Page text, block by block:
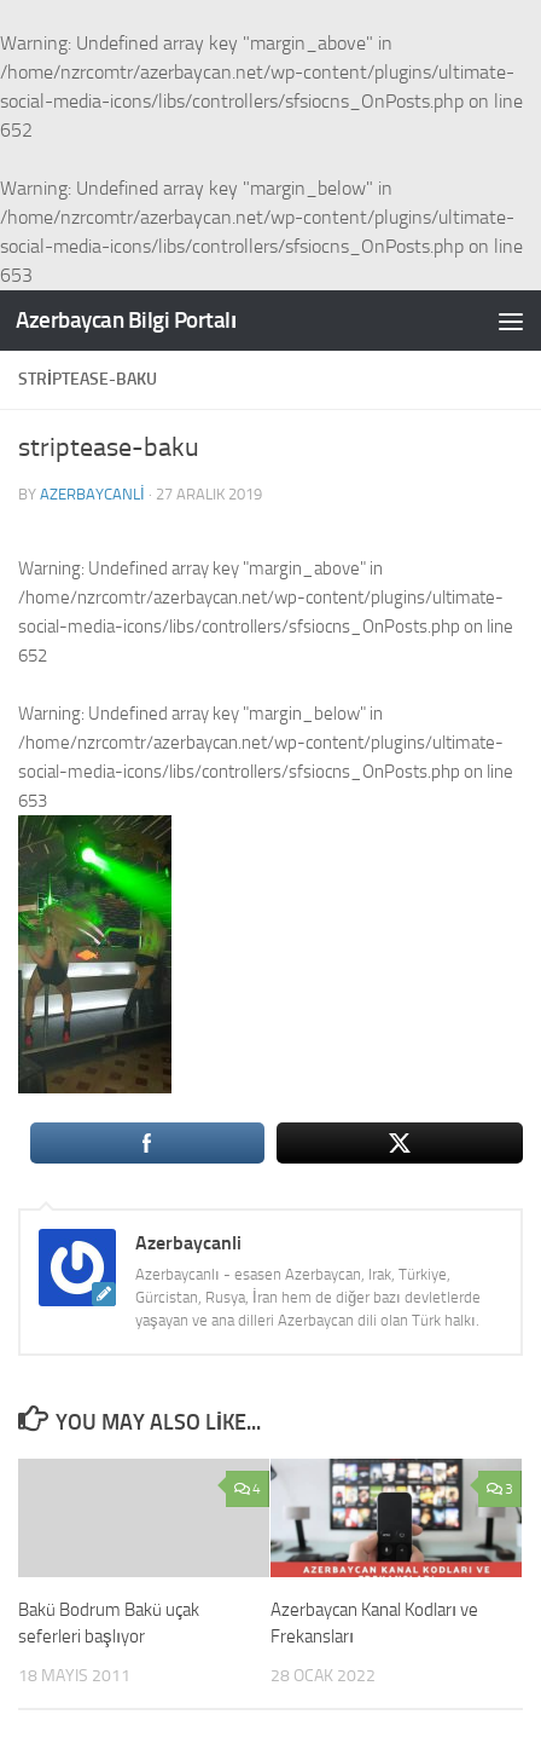
Warning: Undefined array key "margin_above" in
/home/nzrcomtr/azerbaycan.net/wp-content/plugins/ultimate-
social-media-icons/libs/controllers/sfsiocns_OnPosts.php on line
652
Warning: Undefined array key "margin_below" in
/home/nzrcomtr/azerbaycan.net/wp-content/plugins/ultimate-
social-media-icons/libs/controllers/sfsiocns_OnPosts.php on line
653
Skip to content
Azerbaycan Bilgi Portalı
STRIPTEASE-BAKU
striptease-baku
BY AZERBAYCANLI · 27 ARALIK 2019
Warning: Undefined array key "margin_above" in
/home/nzrcomtr/azerbaycan.net/wp-content/plugins/ultimate-
social-media-icons/libs/controllers/sfsiocns_OnPosts.php on line
652
Warning: Undefined array key "margin_below" in
/home/nzrcomtr/azerbaycan.net/wp-content/plugins/ultimate-
social-media-icons/libs/controllers/sfsiocns_OnPosts.php on line
653
Azerbaycanli
Azerbaycanlı - esasen Azerbaycan, Irak, Türkiye,
Gürcistan, Rusya, İran hem de diğer bazı devletlerde
yaşayan ve ana dilleri Azerbaycan dili olan Türk halkı.
YOU MAY ALSO LIKE...
4
Bakü Bodrum Bakü uçak
seferleri başlıyor
18 MAYIS 2011
3
Azerbaycan Kanal Kodları ve
Frekansları
28 OCAK 2022